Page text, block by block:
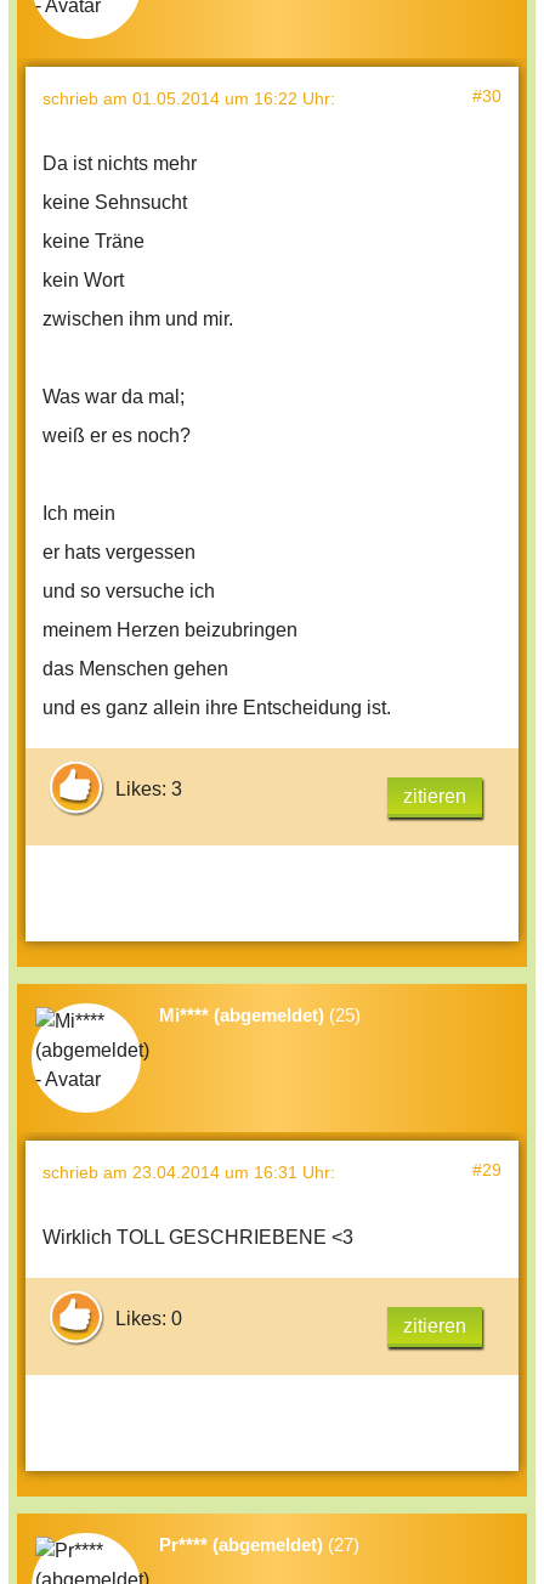
schrieb am 01.05.2014 um 16:22 Uhr: #30
Da ist nichts mehr
keine Sehnsucht
keine Träne
kein Wort
zwischen ihm und mir.
Was war da mal;
weiß er es noch?
Ich mein
er hats vergessen
und so versuche ich
meinem Herzen beizubringen
das Menschen gehen
und es ganz allein ihre Entscheidung ist.
Likes: 3 zitieren
Mi**** (abgemeldet) (25)
schrieb am 23.04.2014 um 16:31 Uhr: #29
Wirklich TOLL GESCHRIEBENE <3
Likes: 0 zitieren
Pr**** (abgemeldet) (27)